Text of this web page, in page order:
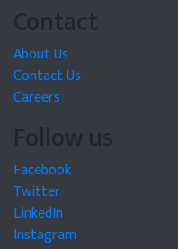
Contact
About Us
Contact Us
Careers
Follow us
Facebook
Twitter
LinkedIn
Instagram